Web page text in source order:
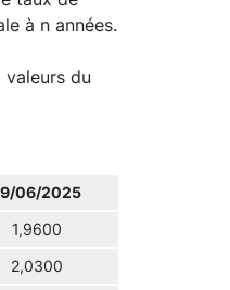
à n années.
du
06/2025
1,9600
2,0300